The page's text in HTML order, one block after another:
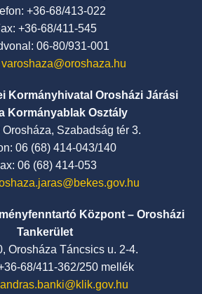
+36-68/413-022
+36-68/411-545
06-80/931-001
varoshaza@oroshaza.hu
Kormányhivatal Orosházi Járási
Kormányablak Osztály
Szabadság tér 3.
06 (68) 414-043/140
06 (68) 414-053
Központ – Orosházi
Tankerület
Orosháza Táncsics u. 2-4.
68/411-362/250 mellék
andras.banki@klik.gov.hu